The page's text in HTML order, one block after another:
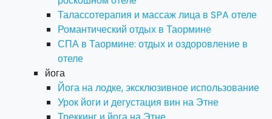
Талассотерапия и массаж лица в SPA отеле
Романтический отдых в Таормине
СПА в Таормине: отдых и оздоровление в
отеле
йога
Йога на лодке, эксклюзивное использование
Урок йоги и дегустация вин на Этне